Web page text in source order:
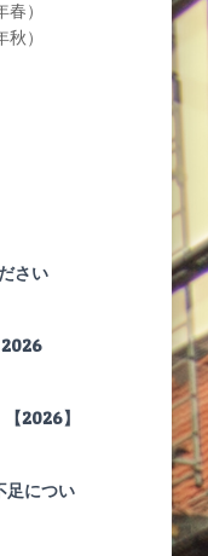
）
）
さい
2026
2026】
足につい